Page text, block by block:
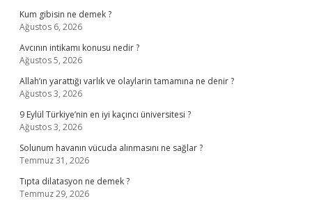
Kum gibisin ne demek ?
Ağustos 6, 2026
Avcının intikamı konusu nedir ?
Ağustos 5, 2026
Allah’ın yarattığı varlık ve olaylarin tamamına ne denir ?
Ağustos 3, 2026
9 Eylül Türkiye’nin en iyi kaçıncı üniversitesi ?
Ağustos 3, 2026
Solunum havanın vücuda alınmasını ne sağlar ?
Temmuz 31, 2026
Tıpta dilatasyon ne demek ?
Temmuz 29, 2026